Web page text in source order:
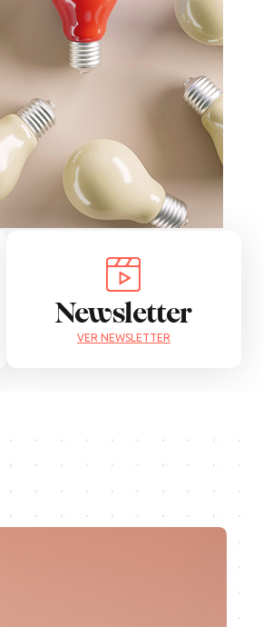
Newsletter
VER NEWSLETTER